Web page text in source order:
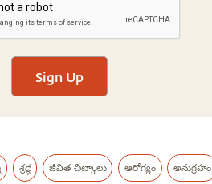
Sign Up
శ్రద్ధ జీవిత చిట్కాలు ఆరోగ్యం అనుగ్రహం